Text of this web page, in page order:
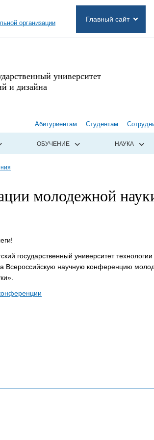
организации
Главный сайт
университет
и дизайна
Абитуриентам Студентам
ОБУЧЕНИЕ НАУКА
молодежной
государственный университет
Всероссийскую научную конференцию